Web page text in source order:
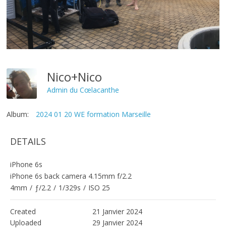
Nico+Nico
Admin du Cœlacanthe
Album: 2024 01 20 WE formation Marseille
DETAILS
iPhone 6s
iPhone 6s back camera 4.15mm f/2.2
4mm / ƒ/2.2 / 1/329s / ISO 25
Created
21 Janvier 2024
Uploaded
29 Janvier 2024